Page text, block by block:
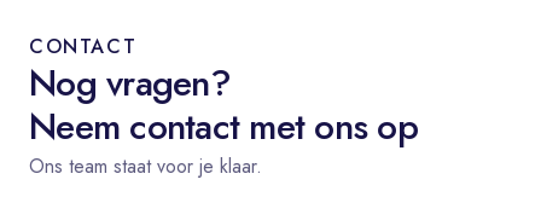
CONTACT
Nog vragen?
Neem contact met ons op
Ons team staat voor je klaar.